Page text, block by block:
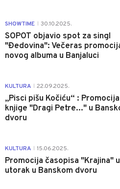
SHOWTIME 30.10.2025.
SOPOT objavio spot za singl
"Đedovina": Večeras
novog albuma u Banjaluci
KULTURA 22.09.2025.
„Pisci pišu Kočiću“ : Promocija
knjige "Dragi Petre..." u
dvoru
KULTURA 15.06.2025.
Promocija časopisa "Krajina" u
utorak u Banskom dvoru